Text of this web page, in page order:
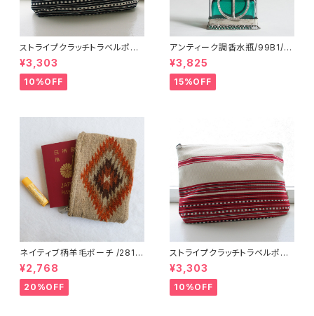
ストライプクラッチトラベルポー
チ/ L /147/Blue/ HUNGARY
ハンガリー
¥3,303
10%OFF
アンティーク調香水瓶/99B1/M
OROCCO モロッコ
¥3,825
15%OFF
ネイティブ柄羊毛ポーチ /281f/
MEXICO メキシコ
¥2,768
20%OFF
ストライプクラッチトラベルポー
チ / L /147/Red/ HUNGARY
ハンガリー
¥3,303
10%OFF